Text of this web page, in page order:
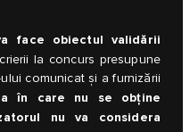
face obiectul validării
la concurs presupune
comunicat și a furnizării
în care nu se obține
nu va considera